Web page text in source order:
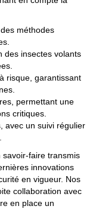
méthodes
des insectes volants
risque, garantissant
permettant une
critiques.
avec un suivi régulier
faire transmis
innovations
en vigueur. Nos
collaboration avec
en place un